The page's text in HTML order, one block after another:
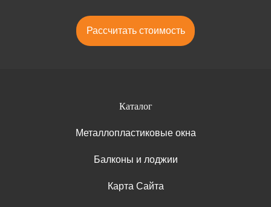
Рассчитать стоимость
Каталог
Металлопластиковые окна
Балконы и лоджии
Карта Сайта